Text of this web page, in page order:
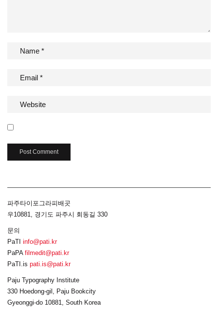
파주타이포그라피배곳
우10881, 경기도 파주시 회동길 330
문의
PaTI info@pati.kr
PaPA filmedit@pati.kr
PaTI.is pati.is@pati.kr
Paju Typography Institute
330 Hoedong-gil, Paju Bookcity
Gyeonggi-do 10881, South Korea